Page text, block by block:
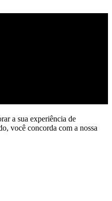
a sua experiência de
você concorda com a nossa